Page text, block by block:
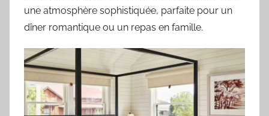
une atmosphère sophistiquée, parfaite pour un
dîner romantique ou un repas en famille.